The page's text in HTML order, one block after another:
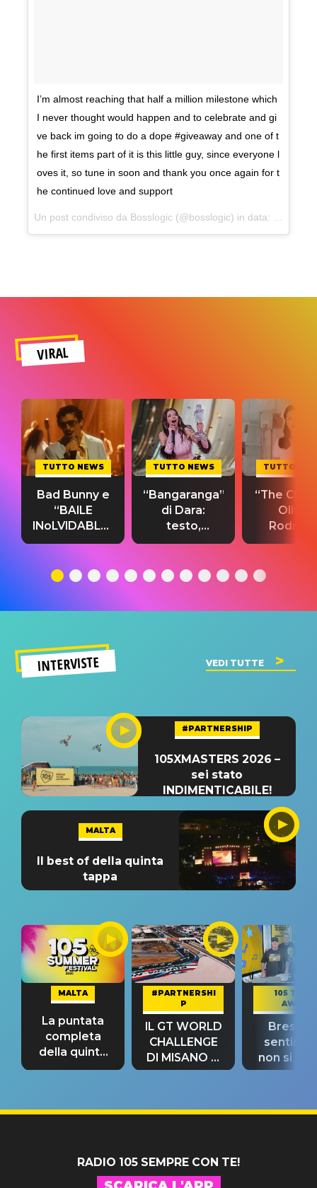
I’m almost reaching that half a million milestone which
I never thought would happen and to celebrate and gi
ve back im going to do a dope #giveaway and one of t
he first items part of it is this little guy, since everyone l
oves it, so tune in soon and thank you once again for t
he continued love and support
VIRAL
TUTTO NEWS
Bad Bunny e
“BAILE
INoLVIDABLE”:
testo,
significato
TUTTO NEWS
“Bangaranga”
di Dara:
testo,
traduzione e
del singolo
TUTTO
“The
Olivia
testo,
INTERVISTE VEDI TUTTE
#PARTNERSHIP
105XMASTERS 2026 –
sei stato
INDIMENTICABILE!
MALTA
Il best of della quinta
tappa
MALTA
La puntata
completa
della quinta
tappa
#PARTNERSHI
P
IL GT WORLD
CHALLENGE
DI MISANO si
riconferma
105 TAKE
AWAY
Bresh:
non si
fino alla
RADIO 105 SEMPRE CON TE!